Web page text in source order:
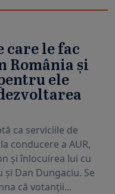
le fac
România și
ele
ca serviciile de
conducere a AUR,
și înlocuirea lui cu
și Dan Dungaciu. Se
că votanții...